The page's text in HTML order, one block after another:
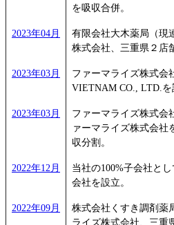
を吸収合併。
2023年04月
有限会社大木薬局（現
株式会社、三重県２店
2023年03月
ファーマライズ株式会
VIETNAM CO., LTD.を
2023年03月
ファーマライズ株式会
ァーマライズ株式会社
収分割。
2022年12月
当社の100%子会社と
会社を設立。
2022年09月
株式会社くすき調剤薬
ライズ株式会社、三重